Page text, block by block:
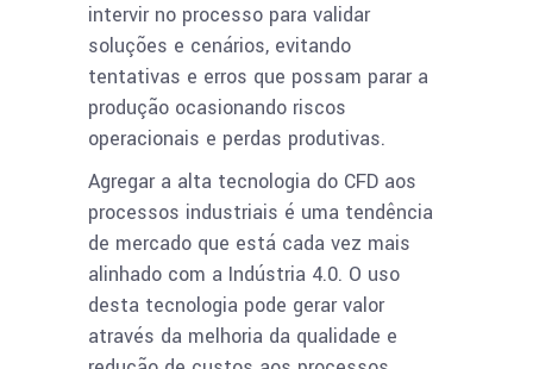
intervir no processo para validar
soluções e cenários, evitando
tentativas e erros que possam parar a
produção ocasionando riscos
operacionais e perdas produtivas.
Agregar a alta tecnologia do CFD aos
processos industriais é uma tendência
de mercado que está cada vez mais
alinhado com a Indústria 4.0. O uso
desta tecnologia pode gerar valor
através da melhoria da qualidade e